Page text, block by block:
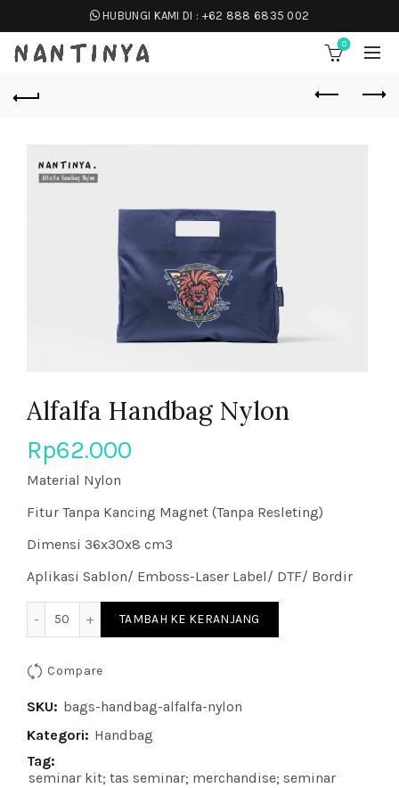
HUBUNGI KAMI DI : +62 888 6835 002
0
Alfalfa Handbag Nylon
Rp62.000
Material Nylon
Fitur Tanpa Kancing Magnet (Tanpa Resleting)
Dimensi 36x30x8 cm3
Aplikasi Sablon/ Emboss-Laser Label/ DTF/ Bordir
Kuantitas Alfalfa Handbag Nylon
TAMBAH KE KERANJANG
Compare
SKU: bags-handbag-alfalfa-nylon
Kategori: Handbag
Tag:
seminar kit; tas seminar; merchandise; seminar